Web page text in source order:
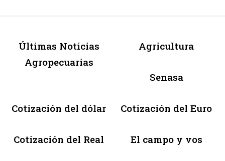
Últimas Noticias
Agropecuarias
Agricultura
Senasa
Cotización del dólar Cotización del Euro
Cotización del Real El campo y vos